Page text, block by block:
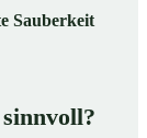
Sauberkeit